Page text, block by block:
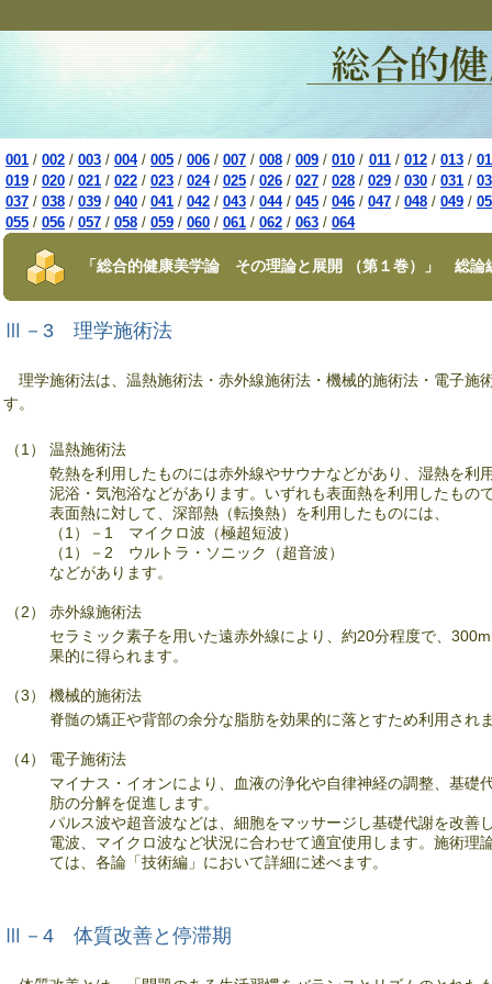
001 / 002 / 003 / 004 / 005 / 006 / 007 / 008 / 009 / 010 / 011 / 012 / 013 /
019 / 020 / 021 / 022 / 023 / 024 / 025 / 026 / 027 / 028 / 029 / 030 / 031 /
037 / 038 / 039 / 040 / 041 / 042 / 043 / 044 / 045 / 046 / 047 / 048 / 049 /
055 / 056 / 057 / 058 / 059 / 060 / 061 / 062 / 063 / 064
「総合的健康美学論 その理論と展開 （第１巻）」 総論
Ⅲ－3 理学施術法
理学施術法は、温熱施術法・赤外線施術法・機械的施術法・電子施
す。
（1）
温熱施術法
乾熱を利用したものには赤外線やサウナなどがあり、湿熱を利
泥浴・気泡浴などがあります。いずれも表面熱を利用したもの
表面熱に対して、深部熱（転換熱）を利用したものには、
（1）－1 マイクロ波（極超短波）
（1）－2 ウルトラ・ソニック（超音波）
などがあります。
（2）
赤外線施術法
セラミック素子を用いた遠赤外線により、約20分程度で、
果的に得られます。
（3）
機械的施術法
脊髄の矯正や背部の余分な脂肪を効果的に落とすため利用され
（4）
電子施術法
マイナス・イオンにより、血液の浄化や自律神経の調整、基礎
肪の分解を促進します。
パルス波や超音波などは、細胞をマッサージし基礎代謝を改善
電波、マイクロ波など状況に合わせて適宜使用します。施術理
ては、各論「技術編」において詳細に述べます。
Ⅲ－4 体質改善と停滞期